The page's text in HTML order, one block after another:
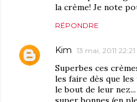
la crème! Je note
RÉPONDRE
Kim 13 mai, 2011 22:21
Superbes ces
les faire dès que
le bout de leur